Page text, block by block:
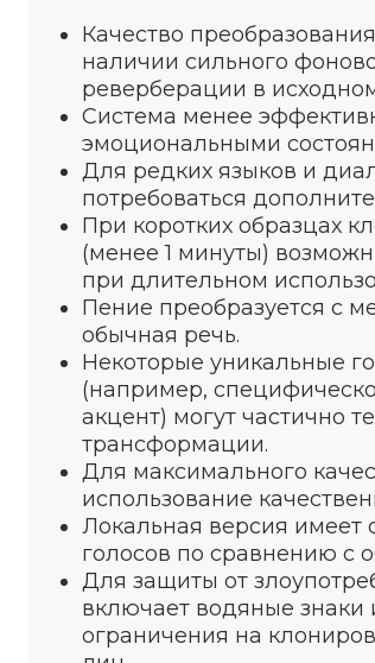
Качество
наличии сильного
реверберации в
Система менее
эмоциональными
Для редких языков и
потребоваться
При коротких образцах
(менее 1 минуты)
при длительном
Пение преобразуется с
обычная речь.
Некоторые уникальные
(например,
акцент) могут частично
трансформации.
Для максимального
использование
Локальная версия имеет
голосов по сравнению с
Для защиты от
включает водяные знаки
ограничения на